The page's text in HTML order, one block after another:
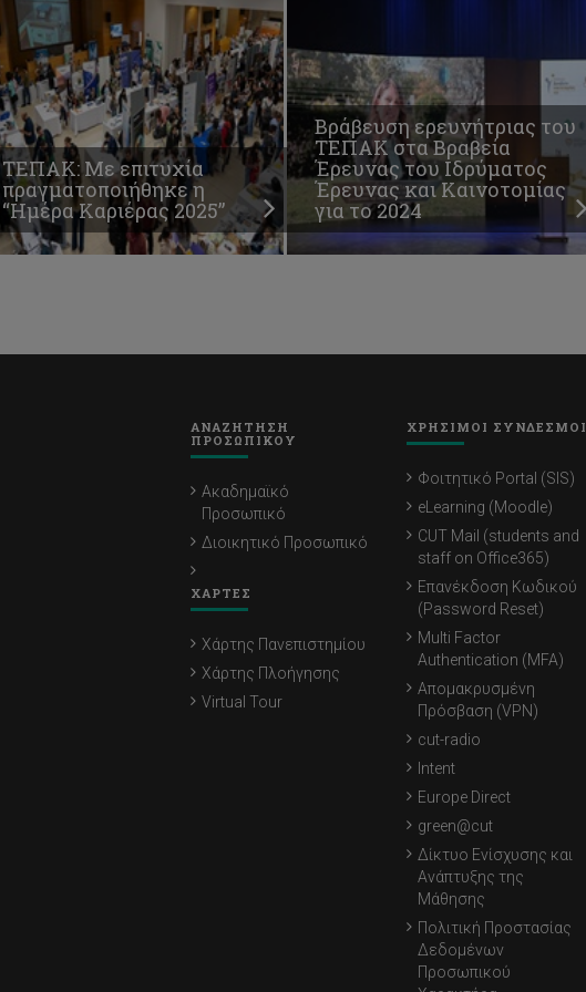
ΤΕΠΑΚ: Με επιτυχία
πραγματοποιήθηκε η
“Ημέρα Καριέρας 2025”
Βράβευση ερευνήτριας του
ΤΕΠΑΚ στα Βραβεία
Έρευνας του Ιδρύματος
Έρευνας και Καινοτομίας
για το 2024
ΑΝΑΖΗΤΗΣΗ
ΠΡΟΣΩΠΙΚΟΥ
Ακαδημαϊκό
Προσωπικό
Διοικητικό Προσωπικό
ΧΑΡΤΕΣ
Χάρτης Πανεπιστημίου
Χάρτης Πλοήγησης
Virtual Tour
ΧΡΗΣΙΜΟΙ ΣΥΝΔΕΣΜΟΙ
Φοιτητικό Portal (SIS)
eLearning (Moodle)
CUT Mail (students and
staff on Office365)
Επανέκδοση Κωδικού
(Password Reset)
Multi Factor
Authentication (MFA)
Απομακρυσμένη
Πρόσβαση (VPN)
cut-radio
Intent
Europe Direct
green@cut
Δίκτυο Ενίσχυσης και
Ανάπτυξης της
Μάθησης
Πολιτική Προστασίας
Δεδομένων
Προσωπικού